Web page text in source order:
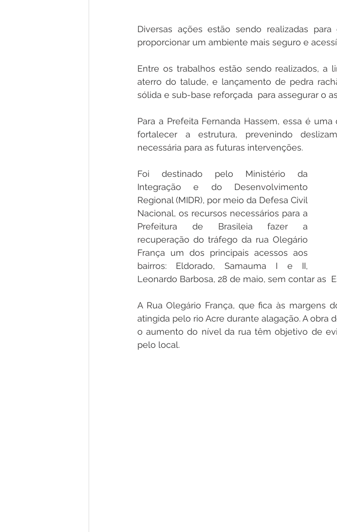
Diversas ações estão sendo realizadas
proporcionar um ambiente mais seguro e
Entre os trabalhos estão sendo realizados, a
aterro do talude, e lançamento de pedra
sólida e sub-base reforçada  para assegurar o
Para a Prefeita Fernanda Hassem, essa é
fortalecer a estrutura, prevenindo
necessária para as futuras intervenções.
Foi destinado pelo Ministério da
Integração e do Desenvolvimento
Regional (MIDR), por meio da Defesa Civil
Nacional, os recursos necessários para a
Prefeitura de Brasileia fazer a
recuperação do tráfego da rua Olegário
França um dos principais acessos aos
bairros: Eldorado, Samauma I e II,
Leonardo Barbosa, 28 de maio, sem contar as
A Rua Olegário França, que fica às margens
atingida pelo rio Acre durante alagação. A obra
o aumento do nível da rua têm objetivo de
pelo local.